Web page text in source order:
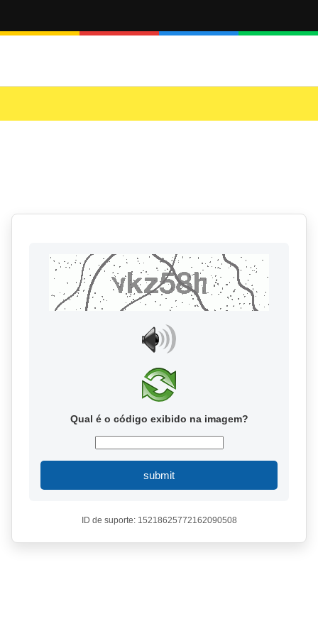
Qual é o código exibido na imagem?
submit
ID de suporte: 15218625772162090508